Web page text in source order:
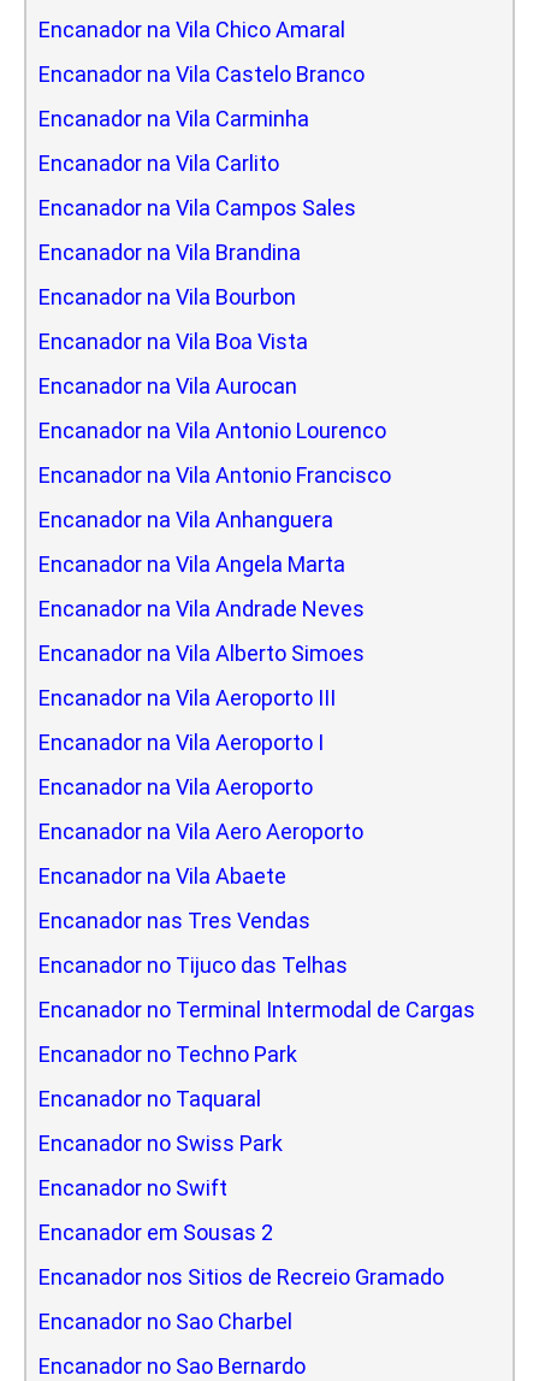
Encanador na Vila Chico Amaral
Encanador na Vila Castelo Branco
Encanador na Vila Carminha
Encanador na Vila Carlito
Encanador na Vila Campos Sales
Encanador na Vila Brandina
Encanador na Vila Bourbon
Encanador na Vila Boa Vista
Encanador na Vila Aurocan
Encanador na Vila Antonio Lourenco
Encanador na Vila Antonio Francisco
Encanador na Vila Anhanguera
Encanador na Vila Angela Marta
Encanador na Vila Andrade Neves
Encanador na Vila Alberto Simoes
Encanador na Vila Aeroporto III
Encanador na Vila Aeroporto I
Encanador na Vila Aeroporto
Encanador na Vila Aero Aeroporto
Encanador na Vila Abaete
Encanador nas Tres Vendas
Encanador no Tijuco das Telhas
Encanador no Terminal Intermodal de Cargas
Encanador no Techno Park
Encanador no Taquaral
Encanador no Swiss Park
Encanador no Swift
Encanador em Sousas 2
Encanador nos Sitios de Recreio Gramado
Encanador no Sao Charbel
Encanador no Sao Bernardo